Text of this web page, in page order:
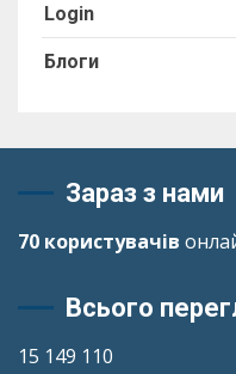
Login
Блоги
Зараз з нами
70 користувачів
Всього
15 149 110